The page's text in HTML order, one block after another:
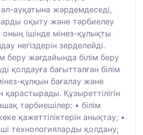
ауқатына жәрдемдеседі,
оқыту және тәрбиелеу
оның ішінде мінез-құлықты
негіздерін зерделейді.
беру жағдайында білім беру
қолдауға бағытталған білім
құлқын бағалау және
қарастырады. Құзыреттілігін
тәрбиешілер: • білім
қажеттіліктерін анықтау; •
технологияларды қолдану;